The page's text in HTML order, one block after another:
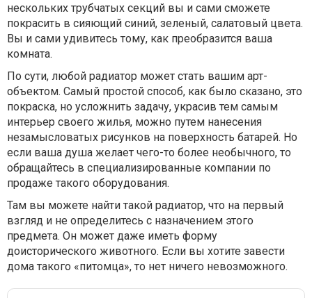
нескольких трубчатых секций вы и сами сможете
покрасить в сияющий синий, зеленый, салатовый цвета.
Вы и сами удивитесь тому, как преобразится ваша
комната.
По сути, любой радиатор может стать вашим арт-
объектом. Самый простой способ, как было сказано, это
покраска, но усложнить задачу, украсив тем самым
интерьер своего жилья, можно путем нанесения
незамысловатых рисунков на поверхность батарей. Но
если ваша душа желает чего-то более необычного, то
обращайтесь в специализированные компании по
продаже такого оборудования.
Там вы можете найти такой радиатор, что на первый
взгляд и не определитесь с назначением этого
предмета. Он может даже иметь форму
доисторического животного. Если вы хотите завести
дома такого «питомца», то нет ничего невозможного.